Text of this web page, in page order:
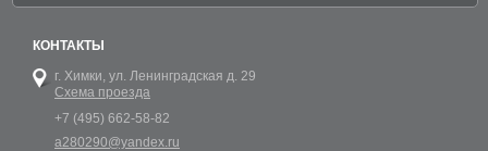
КОНТАКТЫ
г. Химки, ул. Ленинградская д. 29
Схема проезда
+7 (495) 662-58-82
a280290@yandex.ru